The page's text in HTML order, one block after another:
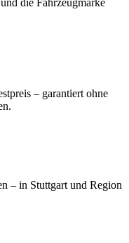
die Fahrzeugmarke
– garantiert ohne
– in Stuttgart und Region